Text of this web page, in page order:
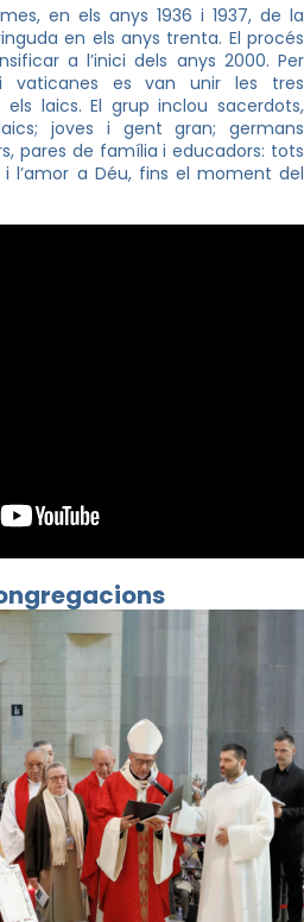
en els anys 1936 i 1937, de la
en els anys trenta. El procés
a l’inici dels anys 2000. Per
i vaticanes es van unir les tres
laics. El grup inclou sacerdots,
joves i gent gran; germans
pares de família i educadors: tots
i l’amor a Déu, fins el moment del